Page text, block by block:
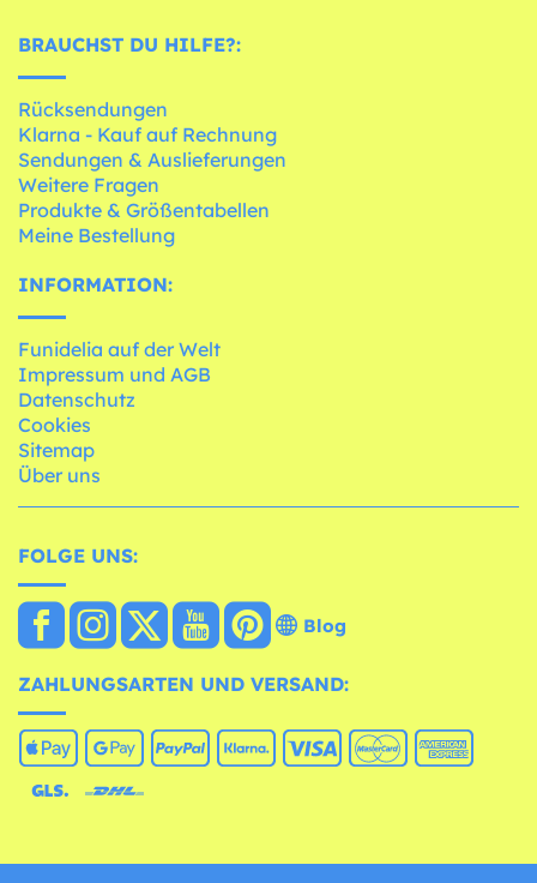
BRAUCHST DU HILFE?:
Rücksendungen
Klarna - Kauf auf Rechnung
Sendungen & Auslieferungen
Weitere Fragen
Produkte & Größentabellen
Meine Bestellung
INFORMATION:
Funidelia auf der Welt
Impressum und AGB
Datenschutz
Cookies
Sitemap
Über uns
FOLGE UNS:
Blog
ZAHLUNGSARTEN UND VERSAND: